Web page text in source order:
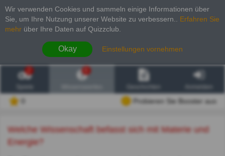
Wir verwenden Cookies und sammeln einige Informationen über
Sie, um Ihre Nutzung unserer Website zu verbessern.
Erfahren Sie
mehr über Ihre Daten auf Quizzclub.
Okay Einstellungen vornehmen
2
Probieren Sie Booster aus
Welche Wissenschaft befasst sich mit Materie und
Energie?